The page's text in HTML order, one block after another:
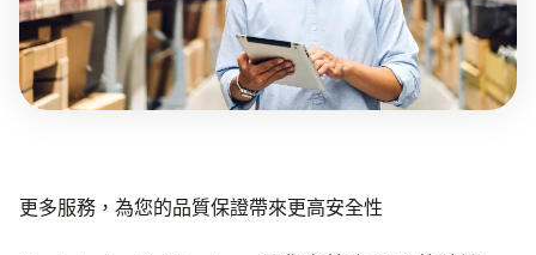
更多服務，為您的品質保證帶來更高安全性